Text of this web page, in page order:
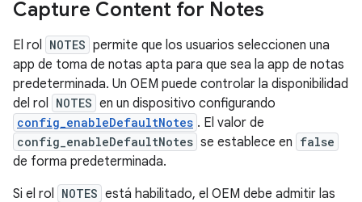
Capture Content for Notes
El rol NOTES permite que los usuarios seleccionen una
app de toma de notas apta para que sea la app de notas
predeterminada. Un OEM puede controlar la disponibilidad
del rol NOTES en un dispositivo configurando
config_enableDefaultNotes . El valor de
config_enableDefaultNotes se establece en false
de forma predeterminada.
Si el rol NOTES está habilitado, el OEM debe admitir las